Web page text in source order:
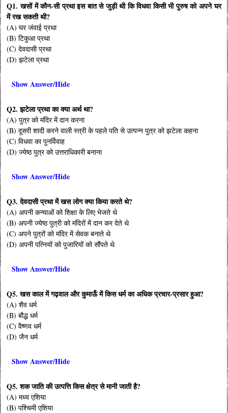
Q1. खसों में कौन-सी प्रथा इस बात से जुड़ी थी कि विधवा किसी भी पुरुष को अपने घर
में रख सकती थी?
(A) घर जंवाई प्रथा
(B) टिकुआ प्रथा
(C) देवदासी प्रथा
(D) झटेला प्रथा
Show Answer/Hide
Q2. झटेला प्रथा का क्या अर्थ था?
(A) पुत्र को मंदिर में दान करना
(B) दूसरी शादी करने वाली स्त्री के पहले पति से उत्पन्न पुत्र को झटेला कहना
(C) विधवा का पुनर्विवाह
(D) ज्येष्ठ पुत्र को उत्तराधिकारी बनाना
Show Answer/Hide
Q3. देवदासी प्रथा में खस लोग क्या किया करते थे?
(A) अपनी कन्याओं को शिक्षा के लिए भेजते थे
(B) अपनी ज्येष्ठ पुत्री को मंदिरों में दान कर देते थे
(C) अपने पुत्रों को मंदिर में सेवक बनाते थे
(D) अपनी पत्नियों को पुजारियों को सौंपते थे
Show Answer/Hide
Q5. खस काल में गढ़वाल और कुमाऊँ में किस धर्म का अधिक प्रचार-प्रसार हुआ?
(A) शैव धर्म
(B) बौद्ध धर्म
(C) वैष्णव धर्म
(D) जैन धर्म
Show Answer/Hide
Q5. शक जाति की उत्पत्ति किस क्षेत्र से मानी जाती है?
(A) मध्य एशिया
(B) पश्चिमी एशिया